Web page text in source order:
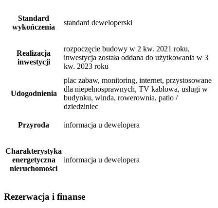
Standard
wykończenia
standard deweloperski
Realizacja
inwestycji
rozpoczęcie budowy w 2 kw. 2021 roku,
inwestycja została oddana do użytkowania w 3
kw. 2023 roku
Udogodnienia
plac zabaw, monitoring, internet, przystosowane
dla niepełnosprawnych, TV kablowa, usługi w
budynku, winda, rowerownia, patio /
dziedziniec
Przyroda informacja u dewelopera
Charakterystyka
energetyczna
nieruchomości
informacja u dewelopera
Rezerwacja i finanse